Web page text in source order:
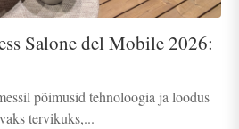
Salone del Mobile 2026:
põimusid tehnoloogia ja loodus
tervikuks,...